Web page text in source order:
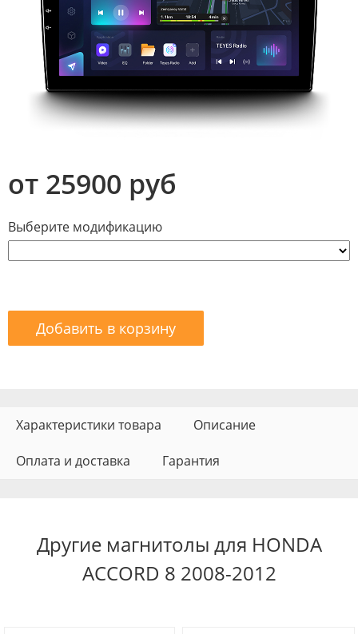
от 25900 руб
Выберите модификацию
Добавить в корзину
Характеристики товара Описание
Оплата и доставка Гарантия
Другие магнитолы для HONDA
ACCORD 8 2008-2012